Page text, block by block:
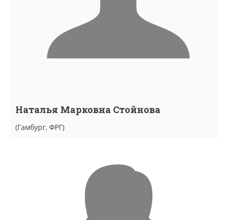
Наталья Марковна Стойнова
(Гамбург, ФРГ)